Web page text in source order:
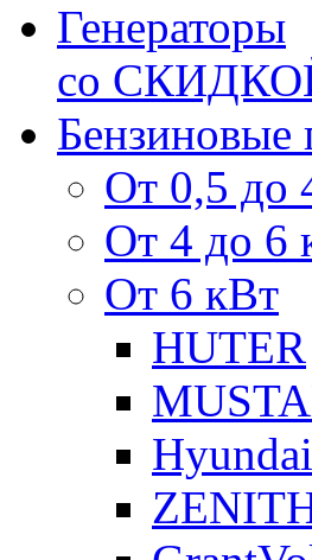
Генераторы
со
Бензиновые
От 0,5 до
От 4 до 6
От 6 кВт
HUTER
Hyundai